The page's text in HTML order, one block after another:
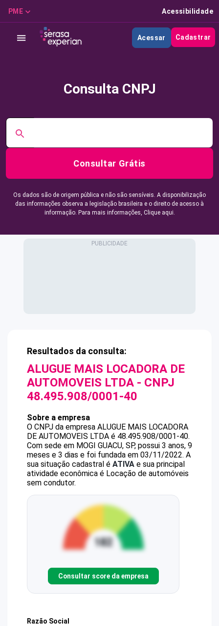
PME Acessibilidade
Acessar Cadastrar
Consulta CNPJ
Consultar Grátis
Os dados são de origem pública e não são sensíveis. A disponibilização
das informações observa a legislação brasileira e o direito de acesso à
informação. Para mais informações, Clique aqui.
Resultados da consulta:
ALUGUE MAIS LOCADORA DE
AUTOMOVEIS LTDA - CNPJ
48.495.908/0001-40
Sobre a empresa
O CNPJ da empresa ALUGUE MAIS LOCADORA
DE AUTOMOVEIS LTDA é 48.495.908/0001-40.
Com sede em MOGI GUACU, SP, possui 3 anos, 9
meses e 3 dias e foi fundada em 03/11/2022. A
sua situação cadastral é ATIVA e sua principal
atividade econômica é Locação de automóveis
sem condutor.
Consultar score da empresa
Razão Social